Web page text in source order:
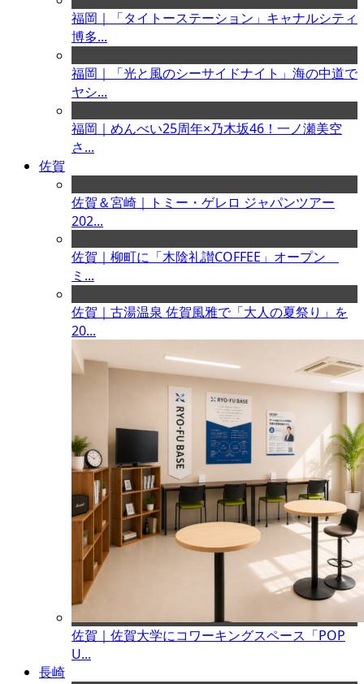
福岡｜「タイトーステーション」キャナルシティ
博多...
福岡｜「光と風のシーサイドナイト」海の中道で
ヤシ...
福岡｜めんべい25周年×乃木坂46！一ノ瀬美空
さ...
佐賀
佐賀＆宮崎｜トミー・ゲレロ ジャパンツアー
202...
佐賀｜柳町に「木陰礼讃COFFEE」オープン
ミ...
佐賀｜古湯温泉 佐賀風雅で「大人の夏祭り」を
20...
佐賀｜佐賀大学にコワーキングスペース「POP
U...
長崎